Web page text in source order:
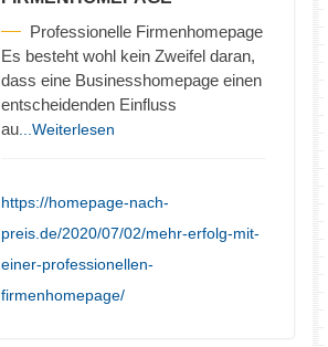
Professionelle Firmenhomepage
Es besteht wohl kein Zweifel daran,
dass eine Businesshomepage einen
entscheidenden Einfluss
au ...Weiterlesen
https://homepage-nach-
preis.de/2020/07/02/mehr-erfolg-mit-
einer-professionellen-
firmenhomepage/